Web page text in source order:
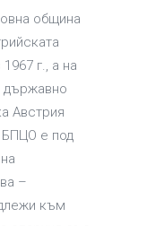
община
г., а на
държавно
Австрия
БПЦО е под
–
към